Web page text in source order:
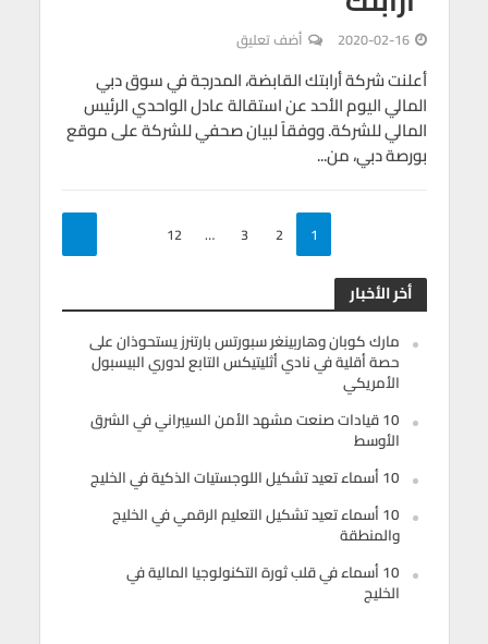
2020-02-16 أضف تعليق
أعلنت شركة أرابتك القابضة، المدرجة في سوق دبي
المالي اليوم الأحد عن استقالة عادل الواحدي الرئيس
المالي للشركة. ووفقاً لبيان صحفي للشركة على موقع
بورصة دبي، من...
1
2
3
…
12
أخر الأخبار
مارك كوبان وهاربينغر سبورتس بارتنرز يستحوذان على
حصة أقلية في نادي أثليتيكس التابع لدوري البيسبول
الأمريكي
10 قيادات صنعت مشهد الأمن السيبراني في الشرق
الأوسط
10 أسماء تعيد تشكيل اللوجستيات الذكية في الخليج
10 أسماء تعيد تشكيل التعليم الرقمي في الخليج
والمنطقة
10 أسماء في قلب ثورة التكنولوجيا المالية في
الخليج